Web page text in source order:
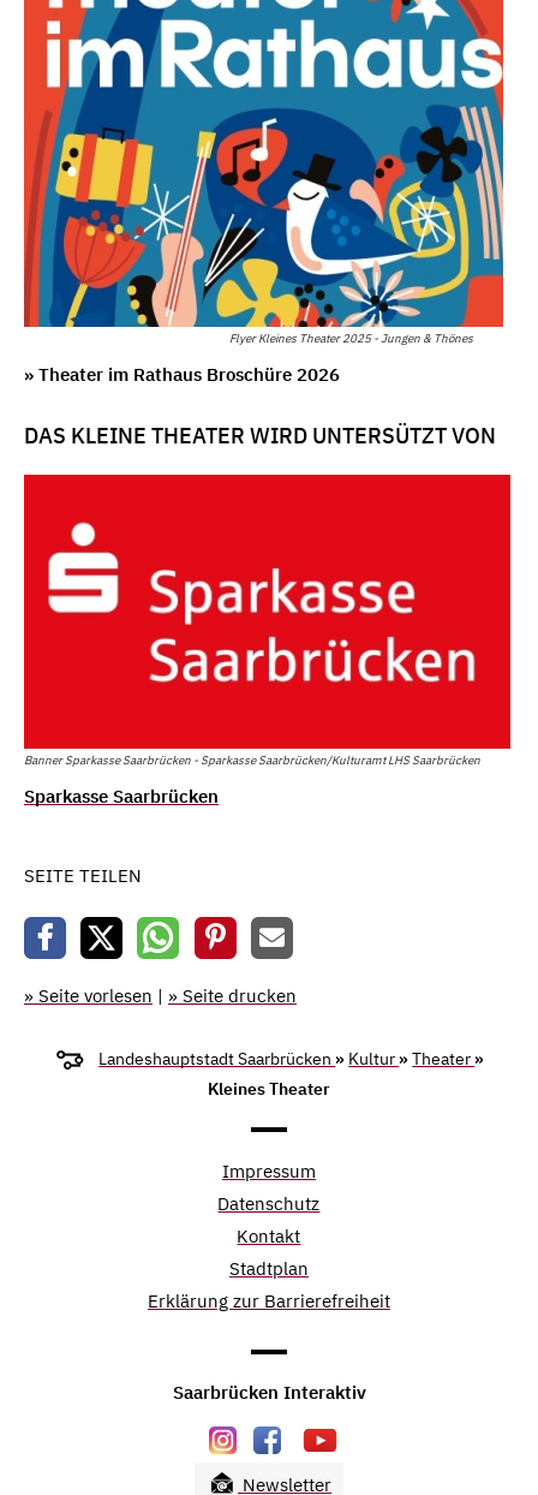
Flyer Kleines Theater 2025 - Jungen & Thönes
» Theater im Rathaus Broschüre 2026
DAS KLEINE THEATER WIRD UNTERSÜTZT VON
Banner Sparkasse Saarbrücken - Sparkasse Saarbrücken/Kulturamt LHS Saarbrücken
Sparkasse Saarbrücken
SEITE TEILEN
» Seite vorlesen | » Seite drucken
Landeshauptstadt Saarbrücken » Kultur »Theater »
Kleines Theater
Impressum
Datenschutz
Kontakt
Stadtplan
Erklärung zur Barrierefreiheit
Saarbrücken Interaktiv
Newsletter